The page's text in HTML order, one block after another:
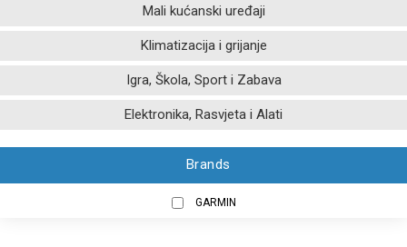
Mali kućanski uređaji
Klimatizacija i grijanje
Igra, Škola, Sport i Zabava
Elektronika, Rasvjeta i Alati
Brands
GARMIN